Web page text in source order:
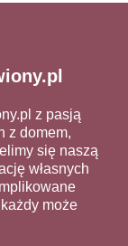
z pasją
z domem,
się naszą
własnych
może